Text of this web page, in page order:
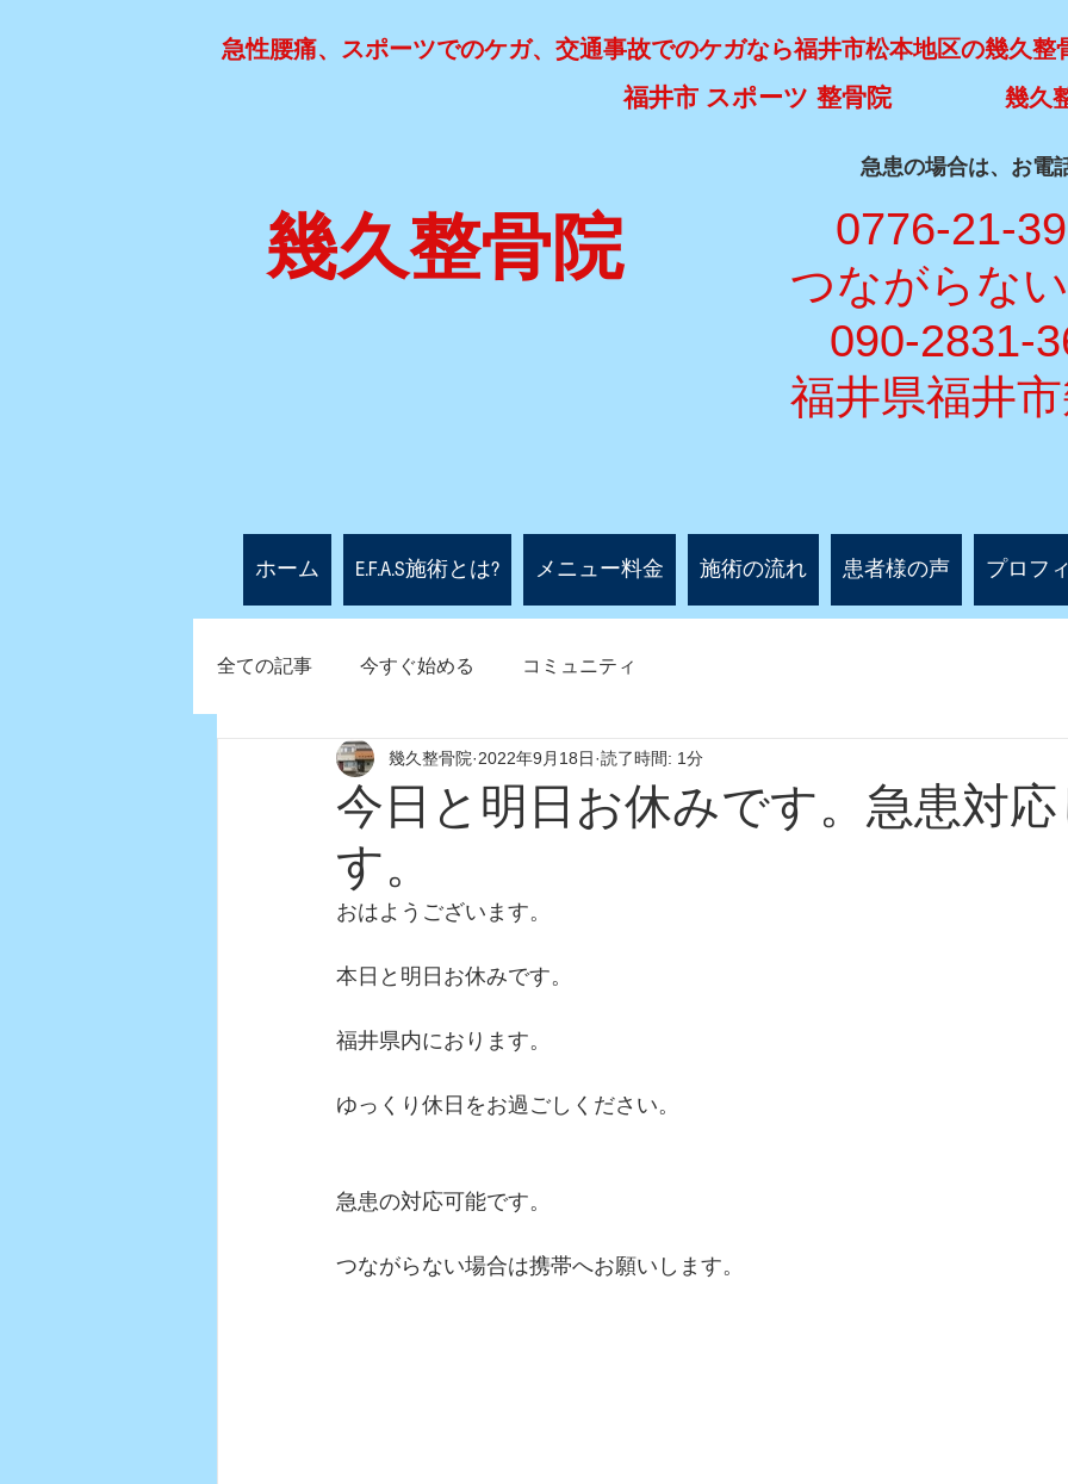
急性腰痛、スポーツでのケガ、交通事故でのケガなら福井市松本地区の幾久
幾久
福井市 スポーツ 整骨院
急患の場合は、お電
幾久整骨院
0776-21-
つながらな
090-2831-
福井県福井
ホーム E.F.A.S施術とは? メニュー料金 施術の流れ 患者様の声 プロフ
全ての記事 今すぐ始める コミュニティ
今日と明日お休みです。急患対応
す。
幾久整骨院 2022年9月18日 読了時間: 1分
おはようございます。
本日と明日お休みです。
福井県内におります。
ゆっくり休日をお過ごしください。
急患の対応可能です。
つながらない場合は携帯へお願いします。